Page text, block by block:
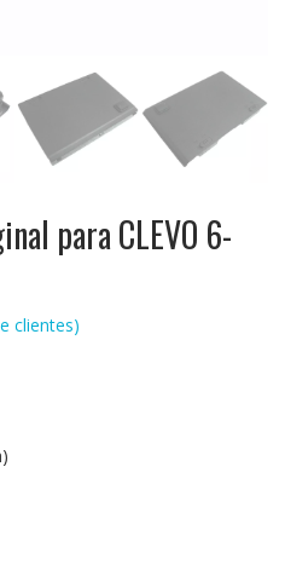
para CLEVO 6-
clientes)